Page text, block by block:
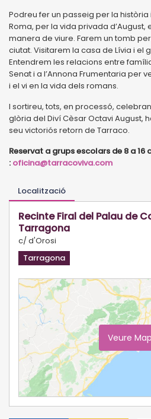
Podreu fer un passeig per la història
Roma, per la vida privada d’August,
manera de viure. Farem un tomb
ciutat. Visitarem la casa de Lívia i el
Entendrem les relacions entre
Senat i a l’Annona Frumentaria per
i el vi en la vida dels romans.
I sortireu, tots, en processó,
glòria del Diví Cèsar Octavi August,
seu victoriós retorn de Tarraco.
Reservat a grups escolars de 8 a 16
: oficina@tarracoviva.com
Localització
Recinte Firal del Palau de
Tarragona
c/ d'Orosi
Tarragona
Veure